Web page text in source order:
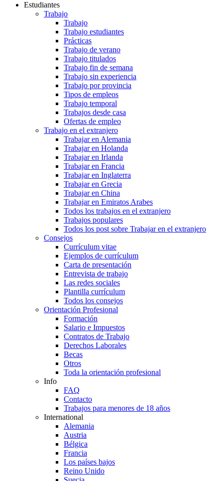
Estudiantes
Trabajo
Trabajo
Trabajo estudiantes
Prácticas
Trabajo de verano
Trabajo titulados
Trabajo fin de semana
Trabajo sin experiencia
Trabajo por provincia
Tipos de empleos
Trabajo temporal
Trabajos desde casa
Ofertas de empleo
Trabajo en el extranjero
Trabajar en Alemania
Trabajar en Holanda
Trabajar en Irlanda
Trabajar en Francia
Trabajar en Inglaterra
Trabajar en Grecia
Trabajar en China
Trabajar en Emiratos Arabes
Todos los trabajos en el extranjero
Trabajos populares
Todos los post sobre Trabajar en el extranjero
Consejos
Currículum vitae
Ejemplos de currículum
Carta de presentación
Entrevista de trabajo
Las redes sociales
Plantilla currículum
Todos los consejos
Orientación Profesional
Formación
Salario e Impuestos
Contratos de Trabajo
Derechos Laborales
Becas
Otros
Toda la orientación profesional
Info
FAQ
Contacto
Trabajos para menores de 18 años
International
Alemania
Austria
Bélgica
Francia
Los países bajos
Reino Unido